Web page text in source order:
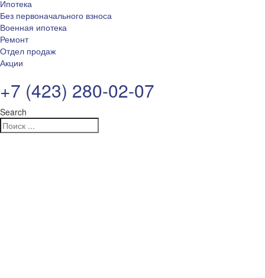
Ипотека
Без первоначального взноса
Военная ипотека
Ремонт
Отдел продаж
Акции
+7 (423) 280-02-07
Search